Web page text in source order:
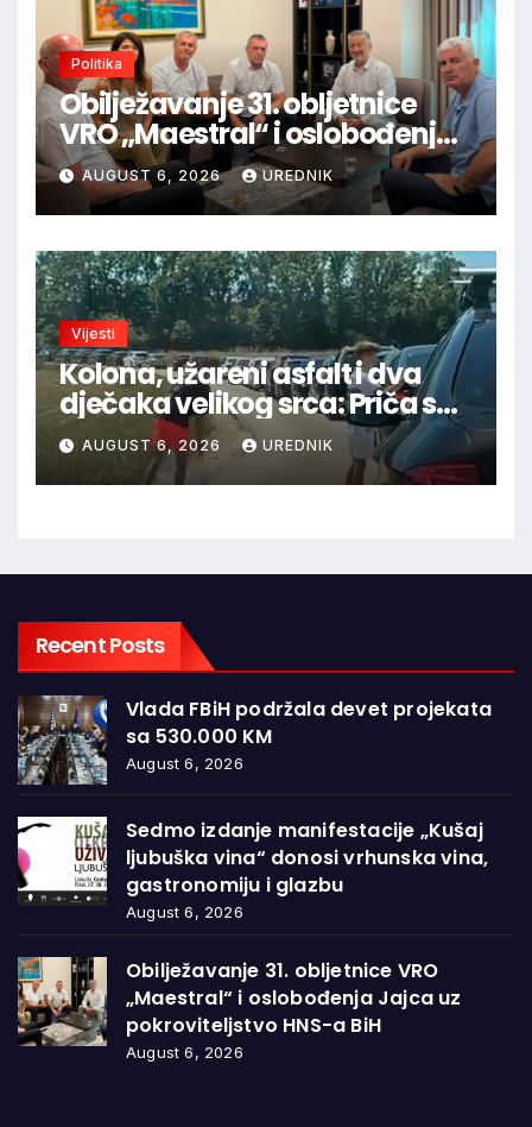
Politika
Obilježavanje 31. obljetnice
VRO „Maestral“ i oslobođenja
Jajca uz pokroviteljstvo HNS-a
BiHAUGUST 6, 2026 UREDNIK
Vijesti
Kolona, užareni asfalt i dva
dječaka velikog srca: Priča s
granice oduševila regiju
AUGUST 6, 2026 UREDNIK
Recent Posts
Vlada FBiH podržala devet projekata
sa 530.000 KM
August 6, 2026
Sedmo izdanje manifestacije „Kušaj
ljubuška vina“ donosi vrhunska vina,
gastronomiju i glazbu
August 6, 2026
Obilježavanje 31. obljetnice VRO
„Maestral“ i oslobođenja Jajca uz
pokroviteljstvo HNS-a BiH
August 6, 2026